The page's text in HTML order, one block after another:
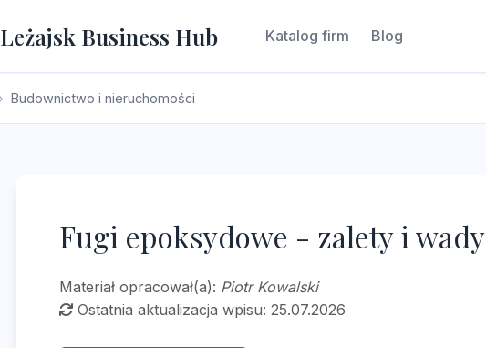
Leżajsk Business Hub Katalog firm Blog
Budownictwo i nieruchomości
Fugi epoksydowe - zalety i wady
Materiał opracował(a): Piotr Kowalski
Ostatnia aktualizacja wpisu: 25.07.2026